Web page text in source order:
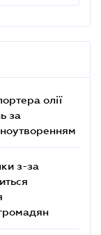
олії
за
з-за